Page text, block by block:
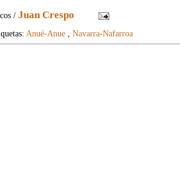
/Juan Crespo
Anué-Anue Navarra-Nafarroa